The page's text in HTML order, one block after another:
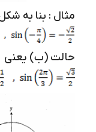
مثال : بنا به
حالت